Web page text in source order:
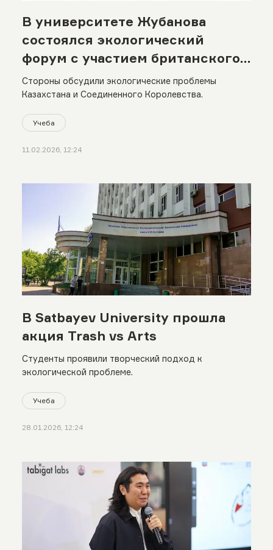
В университете Жубанова
состоялся экологический
форум с участием британского
посольства
Стороны обсудили экологические проблемы
Казахстана и Соединенного Королевства.
Учеба
11.02.2026, 12:24
В Satbayev University прошла
акция Trash vs Arts
Студенты проявили творческий подход к
экологической проблеме.
Учеба
28.01.2026, 12:24